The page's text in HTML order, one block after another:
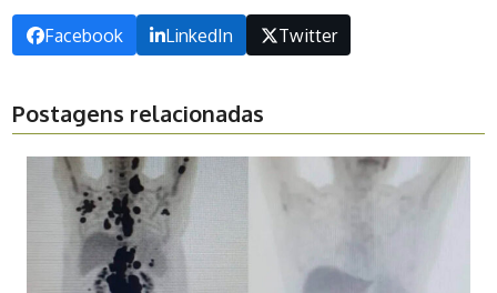
Facebook LinkedIn Twitter
Postagens relacionadas